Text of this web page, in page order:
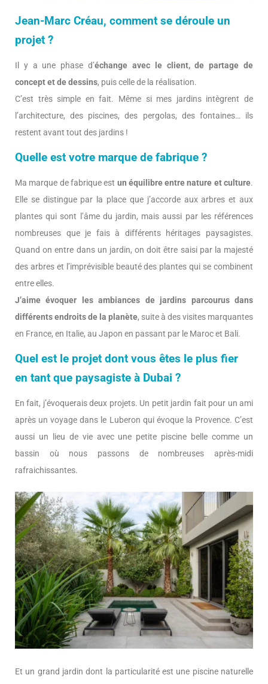
Jean-Marc Créau, comment se déroule un
projet ?
Il y a une phase d’échange avec le client, de partage de
concept et de dessins, puis celle de la réalisation.
C’est très simple en fait. Même si mes jardins intègrent de
l’architecture, des piscines, des pergolas, des fontaines… ils
restent avant tout des jardins !
Quelle est votre marque de fabrique ?
Ma marque de fabrique est un équilibre entre nature et culture.
Elle se distingue par la place que j’accorde aux arbres et aux
plantes qui sont l’âme du jardin, mais aussi par les références
nombreuses que je fais à différents héritages paysagistes.
Quand on entre dans un jardin, on doit être saisi par la majesté
des arbres et l’imprévisible beauté des plantes qui se combinent
entre elles.
J’aime évoquer les ambiances de jardins parcourus dans
différents endroits de la planète, suite à des visites marquantes
en France, en Italie, au Japon en passant par le Maroc et Bali.
Quel est le projet dont vous êtes le plus fier
en tant que paysagiste à Dubai ?
En fait, j’évoquerais deux projets. Un petit jardin fait pour un ami
après un voyage dans le Luberon qui évoque la Provence. C’est
aussi un lieu de vie avec une petite piscine belle comme un
bassin où nous passons de nombreuses après-midi
rafraichissantes.
Et un grand jardin dont la particularité est une piscine naturelle